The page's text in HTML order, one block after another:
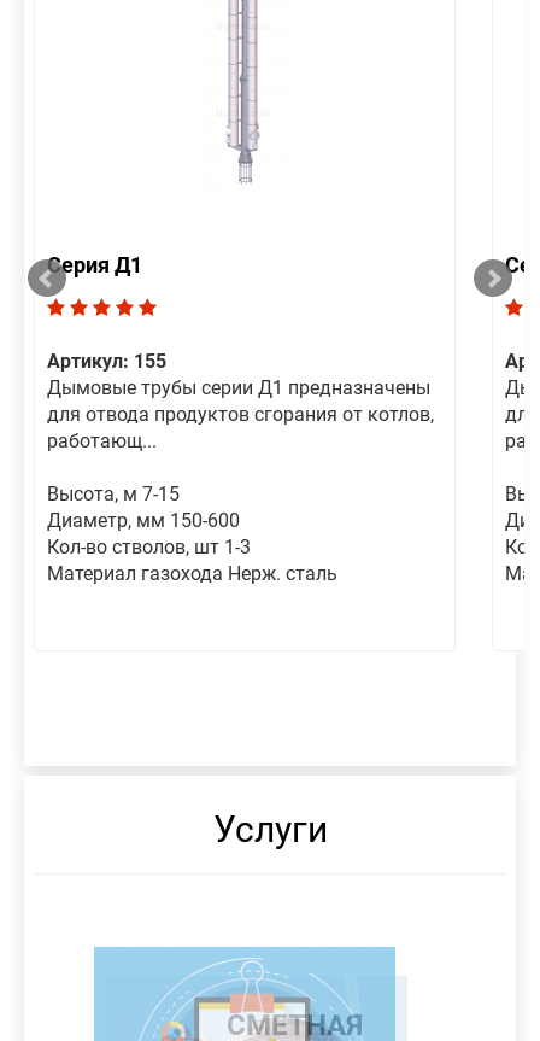
Серия Д1
Артикул: 155
Дымовые трубы серии Д1 предназначены
для отвода продуктов сгорания от котлов,
работающ...
Высота, м 7-15
Диаметр, мм 150-600
Кол-во стволов, шт 1-3
Материал газохода Нерж. сталь
Услуги
СМЕТНАЯ
СНОС
ДЫМОВОЙ
РАЗРАБОТКА
МОНТАЖ
ДЫМОВОЙ
АЭРОДИНАМИЧЕСКИЙ
ПРОЧНОСТНОЙ
РАЗРАБОТКА
ТЕПЛОИЗОЛЯЦИЯ
ДЫМОВОЙ
РАЗРАБОТКА
РАЗРАБОТКА